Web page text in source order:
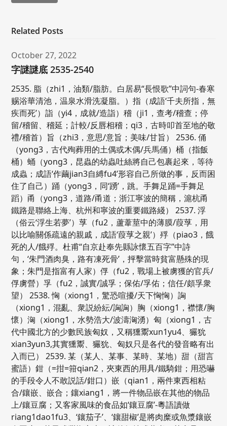
Related Posts
October 27, 2022
字謎謎底 2535-2540
2535. 脂（zhi1，油類/脂肪。白居易“長恨歌”中詞句-春寒
赐浴華清池，温泉水滑洗凝脂。）指（成語‘千夫所指，無
疾而死’）詣（yi4，成就/造詣）稽（ji1，查考/稽查；停
留/稽留、稽延；計較/反唇相稽；qi3，古時叩首至地的敬
禮/稽首）旨（zhi3，意思/意旨；美味/甘旨） 2536. 俑
（yong3，古代殉葬用的土偶或木偶/兵馬俑）桶（指飯
桶）蛹（yong3，昆蟲的幼蟲吐絲將自己包裹起來，等待
成蟲；成語‘作繭jian3自縛fu4’形容自己所做的事，反而困
住了自己）踊（yong3，同‘踴’，跳。手舞足踊=手舞足
蹈）甬（yong3，道路/甬道；浙江寧波的簡稱，滬杭甬
鐵路是聯絡上海、杭州和寧波的重要鐵路綫） 2537. 浮
（俗云‘浮生若夢’）莩（fu2，蘆葦莖中的薄膜/葭莩，用
以比喻關係疏遠的親戚，成語‘葭莩之親’）殍（piao3，餓
死的人/餓殍。杜甫“自京赴奉先縣詠懷五百字”中詩
句，‘朱門酒肉臭，路有凍死骨’，抨擊當時貧富懸殊的現
象；朱門是指富有人家）俘（fu2，戰場上被虜獲的官兵/
俘虜營）孚（fu2，誠實/誠孚；保佑/孚佑；信任/頗孚衆
望） 2538. 恟（xiong1，驚恐喧擾/天下恟恟）詾
（xiong1，混亂、衆説紛紜/詾詾）胸（xiong1，襟懷/胸
懷）洶（xiong1，水勢浩大/波濤洶湧）匈（xiong1，古
代中國北方的少數民族匈奴，又稱獯鬻xun1yu4、玁狁
xian3yun3,其實獯鬻、玁狁、匈奴只是各代的發音略有出
入而已） 2539. 某（某人、某事、某時、某地）甜（甜言
蜜語）鉗（=拑=箝qian2，夾東西的用具/鐵騎鉗；用恐嚇
的手段令人不敢説話/鉗口）嵌（qian1，兩件東西相粘
合/鑲嵌、嵌合；鑲xiang1，將一件物品嵌在其他的物品
上/鑲豆腐；又客家風味的食品如‘鑲豆腐’-粵語讀做
riang1dao1fu3、‘鑲茄子’、‘鑲甜椒’是將肉糜或魚漿鑲嵌